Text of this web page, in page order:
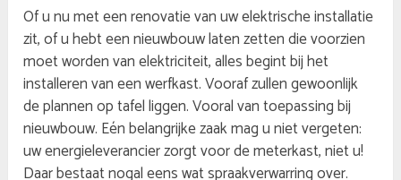
Of u nu met een renovatie van uw elektrische installatie
zit, of u hebt een nieuwbouw laten zetten die voorzien
moet worden van elektriciteit, alles begint bij het
installeren van een werfkast. Vooraf zullen gewoonlijk
de plannen op tafel liggen. Vooral van toepassing bij
nieuwbouw. Eén belangrijke zaak mag u niet vergeten:
uw energieleverancier zorgt voor de meterkast, niet u!
Daar bestaat nogal eens wat spraakverwarring over.